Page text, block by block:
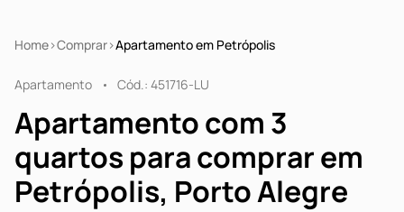
Home Comprar Apartamento em Petrópolis
Apartamento Cód.: 451716-LU
Apartamento com 3
quartos para comprar em
Petrópolis, Porto Alegre